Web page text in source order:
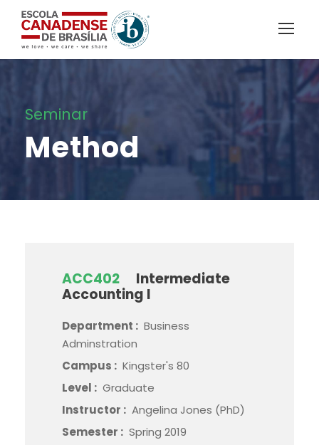
Seminar
Method
ACC402
Intermediate
Accounting I
Department : Business
Adminstration
Campus : Kingster's 80
Level : Graduate
Instructor : Angelina Jones (PhD)
Semester : Spring 2019